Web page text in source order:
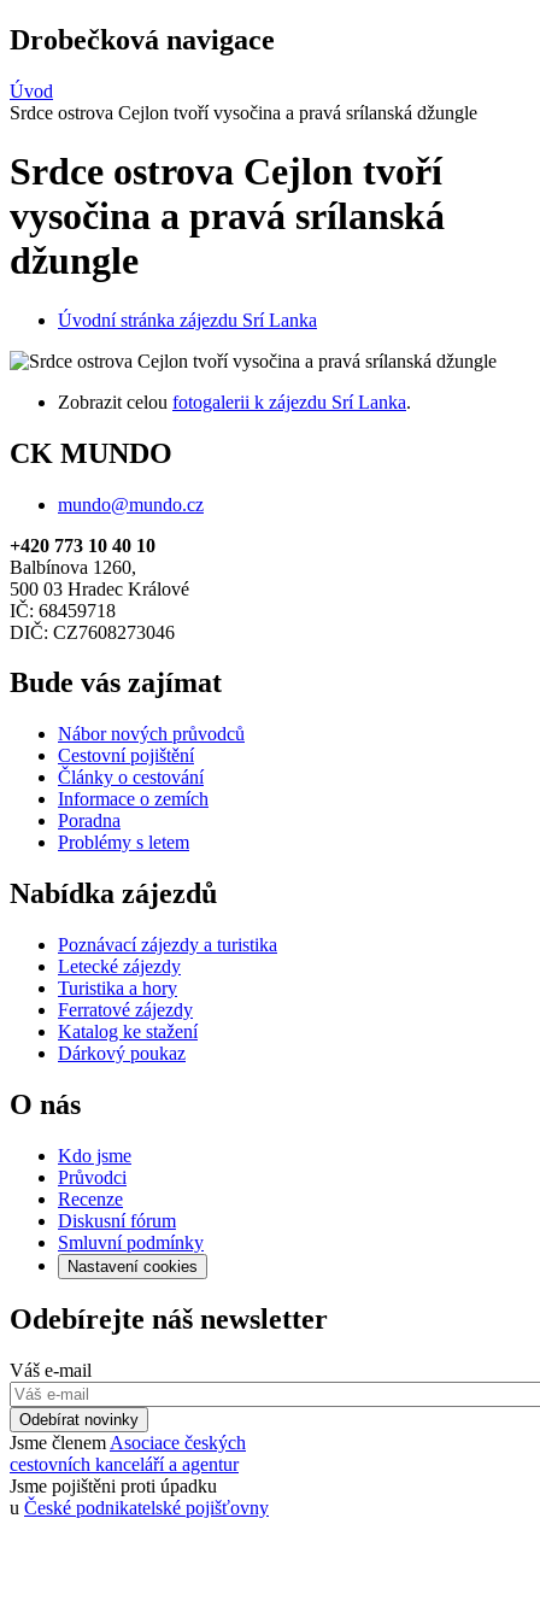
Drobečková navigace
Úvod
Srdce ostrova Cejlon tvoří vysočina a pravá srílanská džungle
Srdce ostrova Cejlon tvoří
vysočina a pravá srílanská
džungle
Úvodní stránka zájezdu Srí Lanka
Zobrazit celou fotogalerii k zájezdu Srí Lanka.
CK MUNDO
mundo@mundo.cz
+420 773 10 40 10
Balbínova 1260,
500 03 Hradec Králové
IČ: 68459718
DIČ: CZ7608273046
Bude vás zajímat
Nábor nových průvodců
Cestovní pojištění
Články o cestování
Informace o zemích
Poradna
Problémy s letem
Nabídka zájezdů
Poznávací zájezdy a turistika
Letecké zájezdy
Turistika a hory
Ferratové zájezdy
Katalog ke stažení
Dárkový poukaz
O nás
Kdo jsme
Průvodci
Recenze
Diskusní fórum
Smluvní podmínky
Nastavení cookies
Odebírejte náš newsletter
Váš e-mail
Odebírat novinky
Jsme členem Asociace českých
cestovních kanceláří a agentur
Jsme pojištěni proti úpadku
u České podnikatelské pojišťovny